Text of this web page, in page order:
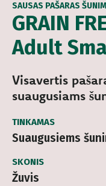
GRAIN
Adult
SAUSAS PAŠARAS
Visavertis
suaugusiams
TINKAMAS
Suaugusiems
SKONIS
Žuvis